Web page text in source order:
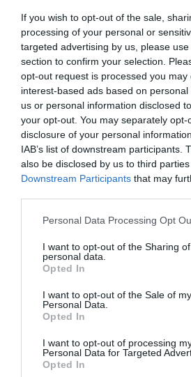
If you wish to opt-out of the sale,
processing of your personal or
targeted advertising by us, please
section to confirm your selection.
opt-out request is processed you may
interest-based ads based on
us or personal information disclosed
your opt-out. You may separately
disclosure of your personal
IAB’s list of downstream participants.
also be disclosed by us to third
Downstream Participants that may
Personal Data Processing Opt
I want to opt-out of the Sharing
personal data.
Opted In
I want to opt-out of the Sale of my
Personal Data.
Opted In
I want to opt-out of processing
Personal Data for Targeted
Opted In
Σχετικά
Βούλγαρης
“Σουέλ” της Ιωάννας
Καρυστιάνη (teaser)